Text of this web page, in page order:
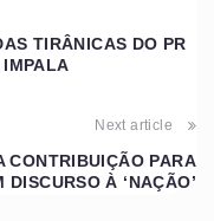
TIRÂNICAS DO PR
IMPALA
Next article
CONTRIBUIÇÃO PARA
DISCURSO À ‘NAÇÃO’